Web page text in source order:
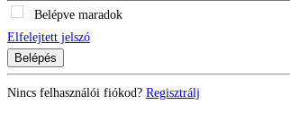
Belépve maradok
Elfelejtett jelszó
Belépés
Nincs felhasználói fiókod? Regisztrálj